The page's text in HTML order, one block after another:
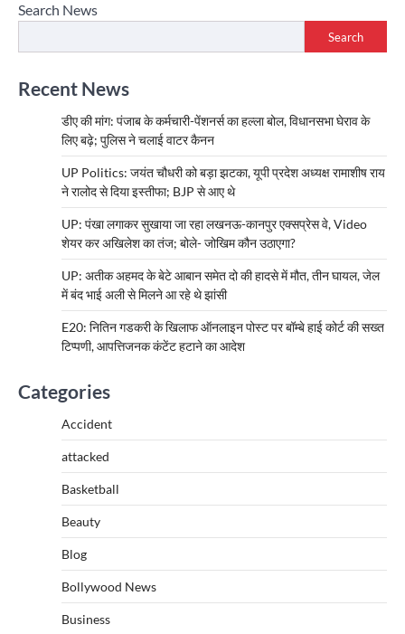
Search News
Search
Recent News
डीए की मांग: पंजाब के कर्मचारी-पेंशनर्स का हल्ला बोल, विधानसभा घेराव के
लिए बढ़े; पुलिस ने चलाई वाटर कैनन
UP Politics: जयंत चौधरी को बड़ा झटका, यूपी प्रदेश अध्यक्ष रामाशीष राय
ने रालोद से दिया इस्तीफा; BJP से आए थे
UP: पंखा लगाकर सुखाया जा रहा लखनऊ-कानपुर एक्सप्रेस वे, Video
शेयर कर अखिलेश का तंज; बोले- जोखिम कौन उठाएगा?
UP: अतीक अहमद के बेटे आबान समेत दो की हादसे में मौत, तीन घायल, जेल
में बंद भाई अली से मिलने आ रहे थे झांसी
E20: नितिन गडकरी के खिलाफ ऑनलाइन पोस्ट पर बॉम्बे हाई कोर्ट की सख्त
टिप्पणी, आपत्तिजनक कंटेंट हटाने का आदेश
Categories
Accident
attacked
Basketball
Beauty
Blog
Bollywood News
Business